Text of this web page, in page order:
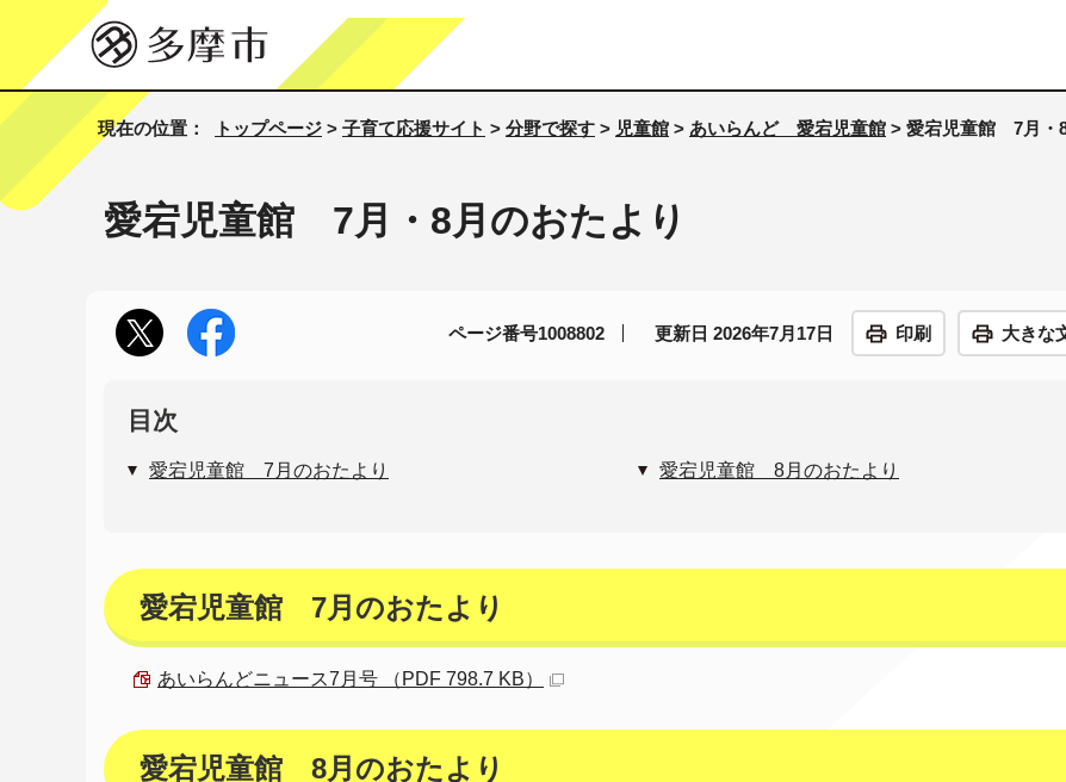
現在の位置： トップページ > 子育て応援サイト > 分野で探す > 児童館 > あいらんど 愛宕児童館 > 愛宕児童館 7月・
愛宕児童館 7月・8月のおたより
ページ番号1008802 更新日 2026年7月17日 印刷 大きな
目次
愛宕児童館 7月のおたより 愛宕児童館 8月のおたより
愛宕児童館 7月のおたより
あいらんどニュース7月号 （PDF 798.7 KB）
愛宕児童館 8月のおたより